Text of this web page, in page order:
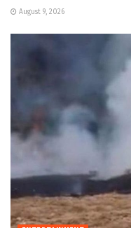
August 9, 2026